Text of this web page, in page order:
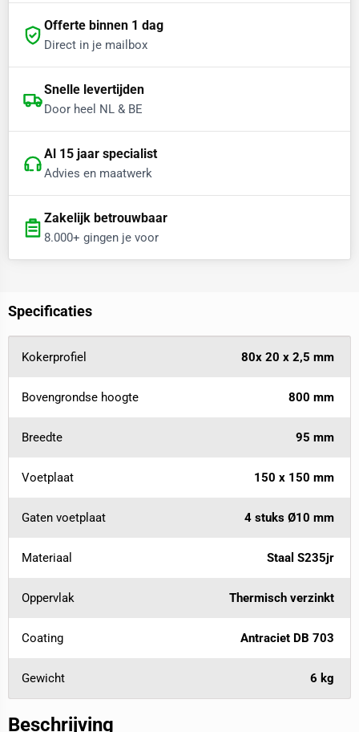
Offerte binnen 1 dag
Direct in je mailbox
Snelle levertijden
Door heel NL & BE
Al 15 jaar specialist
Advies en maatwerk
Zakelijk betrouwbaar
8.000+ gingen je voor
Specificaties
Kokerprofiel 80x 20 x 2,5 mm
Bovengrondse hoogte 800 mm
Breedte 95 mm
Voetplaat 150 x 150 mm
Gaten voetplaat 4 stuks Ø10 mm
Materiaal Staal S235jr
Oppervlak Thermisch verzinkt
Coating Antraciet DB 703
Gewicht 6 kg
Beschrijving